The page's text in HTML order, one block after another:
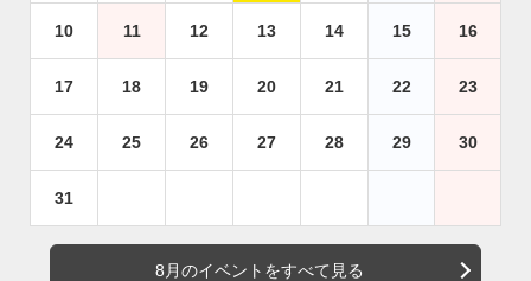
10 11 12 13 14 15 16
17 18 19 20 21 22 23
24 25 26 27 28 29 30
31
8月のイベントをすべて見る